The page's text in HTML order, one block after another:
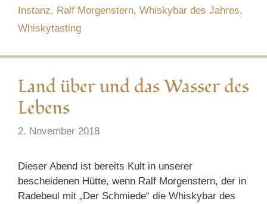
Instanz, Ralf Morgenstern, Whiskybar des Jahres,
Whiskytasting
Land über und das Wasser des
Lebens
2. November 2018
Dieser Abend ist bereits Kult in unserer
bescheidenen Hütte, wenn Ralf Morgenstern, der in
Radebeul mit „Der Schmiede“ die Whiskybar des